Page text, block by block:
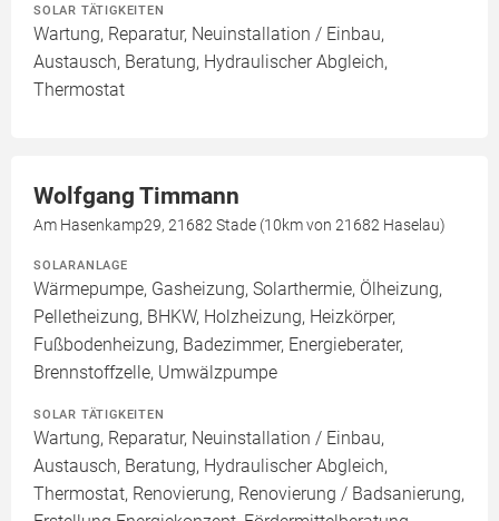
SOLAR TÄTIGKEITEN
Wartung, Reparatur, Neuinstallation / Einbau,
Austausch, Beratung, Hydraulischer Abgleich,
Thermostat
Wolfgang Timmann
Am Hasenkamp29, 21682 Stade (10km von 21682 Haselau)
SOLARANLAGE
Wärmepumpe, Gasheizung, Solarthermie, Ölheizung,
Pelletheizung, BHKW, Holzheizung, Heizkörper,
Fußbodenheizung, Badezimmer, Energieberater,
Brennstoffzelle, Umwälzpumpe
SOLAR TÄTIGKEITEN
Wartung, Reparatur, Neuinstallation / Einbau,
Austausch, Beratung, Hydraulischer Abgleich,
Thermostat, Renovierung, Renovierung / Badsanierung,